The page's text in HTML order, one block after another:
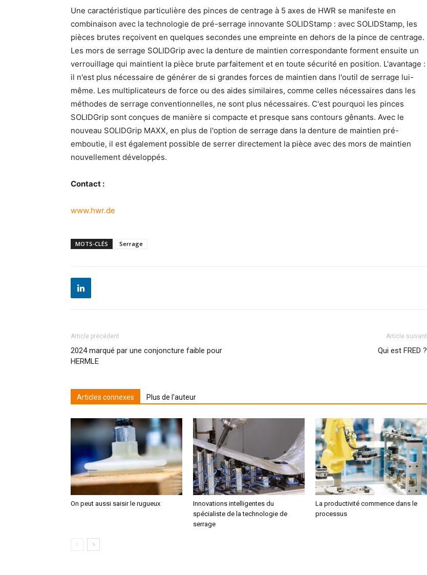
Une caractéristique particulière des pinces de centrage à 5 axes de HWR se manifeste en
combinaison avec la technologie de pré-serrage innovante SOLIDStamp : avec SOLIDStamp, les
pièces brutes reçoivent en quelques secondes une empreinte en dehors de la pince de centrage.
Les mors de serrage SOLIDGrip avec la denture de maintien correspondante forment ensuite un
verrouillage qui maintient la pièce brute parfaitement et en toute sécurité en position. L'avantage :
il n'est plus nécessaire de générer de si grandes forces de maintien dans l'outil de serrage lui-
même. Les multiplicateurs de force ou des aides similaires, comme celles nécessaires dans les
méthodes de serrage conventionnelles, ne sont plus nécessaires. C'est pourquoi les pinces
SOLIDGrip sont conçues de manière si compacte et presque sans contours gênants. Avec le
nouveau SOLIDGrip MAXX, en plus de l'option de serrage dans la denture de maintien pré-
emboutie, il est également possible de serrer directement la pièce avec des mors de maintien
nouvellement développés.
Contact :
www.hwr.de
MOTS-CLÉS Serrage
Article précédent
2024 marqué par une conjoncture faible pour
HERMLE
Article suivant
Qui est FRED ?
Articles connexes Plus de l'auteur
On peut aussi saisir le rugueux
Innovations intelligentes du
spécialiste de la technologie de
serrage
La productivité commence dans le
processus